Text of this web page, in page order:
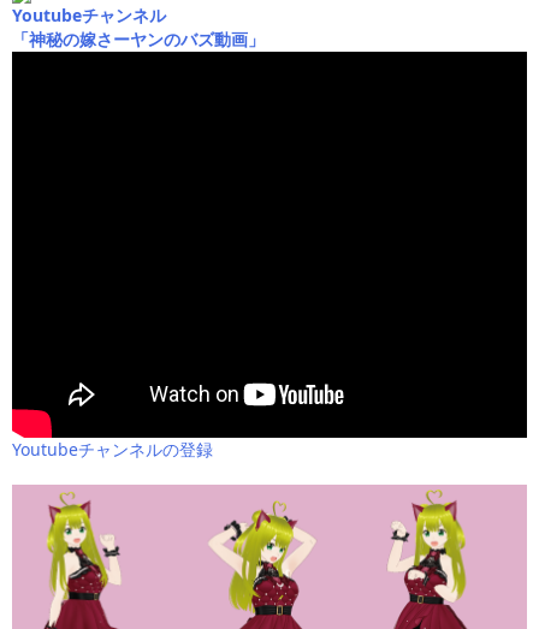
Youtubeチャンネル
「神秘の嫁さーヤンのバズ動画」
Youtubeチャンネルの登録